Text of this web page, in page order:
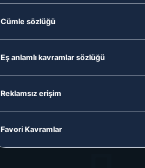
Cümle sözlüğü
Eş anlamlı kavramlar sözlüğü
Reklamsız erişim
Favori Kavramlar